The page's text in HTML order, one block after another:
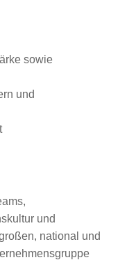
sowie
und
und
national und